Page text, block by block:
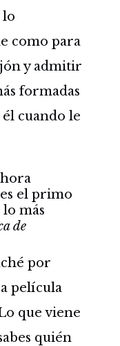
lo
como para
y admitir
formadas
cuando le
hora
el primo
más
de
por
película
que viene
quién